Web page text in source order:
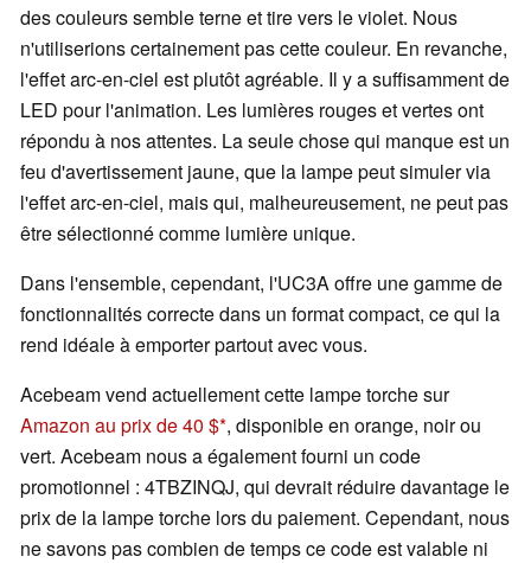
des couleurs semble terne et tire vers le violet. Nous
n'utiliserions certainement pas cette couleur. En revanche,
l'effet arc-en-ciel est plutôt agréable. Il y a suffisamment de
LED pour l'animation. Les lumières rouges et vertes ont
répondu à nos attentes. La seule chose qui manque est un
feu d'avertissement jaune, que la lampe peut simuler via
l'effet arc-en-ciel, mais qui, malheureusement, ne peut pas
être sélectionné comme lumière unique.
Dans l'ensemble, cependant, l'UC3A offre une gamme de
fonctionnalités correcte dans un format compact, ce qui la
rend idéale à emporter partout avec vous.
Acebeam vend actuellement cette lampe torche sur
Amazon au prix de 40 $ , disponible en orange, noir ou
vert. Acebeam nous a également fourni un code
promotionnel : 4TBZINQJ, qui devrait réduire davantage le
prix de la lampe torche lors du paiement. Cependant, nous
ne savons pas combien de temps ce code est valable ni